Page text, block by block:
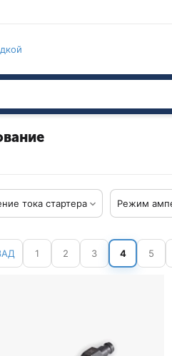
тока стартера Режим
1 2 3 4 5